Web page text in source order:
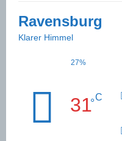
Ravensburg
Klarer Himmel
27%
31°C